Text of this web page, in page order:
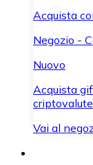
Acquista
Negozio -
Nuovo
Acquista
Vai al